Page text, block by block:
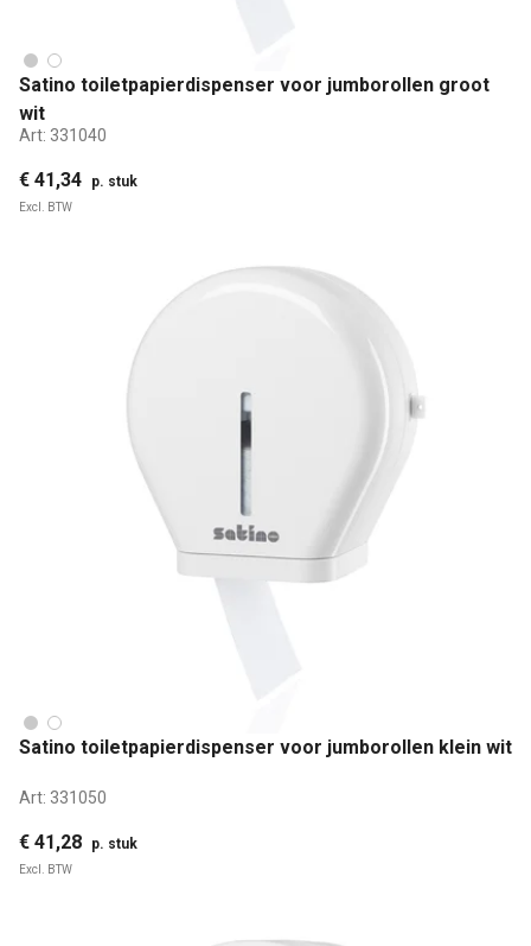
Satino toiletpapierdispenser voor jumborollen groot
wit
Art: 331040
€ 41,34 p. stuk
Excl. BTW
Satino toiletpapierdispenser voor jumborollen klein wit
Art: 331050
€ 41,28 p. stuk
Excl. BTW